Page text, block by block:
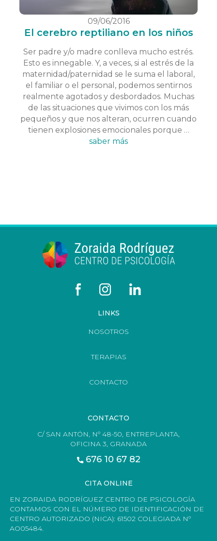
09/06/2016
El cerebro reptiliano en los niños
Ser padre y/o madre conlleva mucho estrés.
Esto es innegable. Y, a veces, si al estrés de la
maternidad/paternidad se le suma el laboral,
el familiar o el personal, podemos sentirnos
realmente agotados y desbordados. Muchas
de las situaciones que vivimos con los más
pequeños y que nos alteran, ocurren cuando
tienen explosiones emocionales porque …
saber más
LINKS
NOSOTROS
TERAPIAS
CONTACTO
CONTACTO
C/ SAN ANTÓN, Nº 48-50, ENTREPLANTA,
OFICINA 3, GRANADA
676 10 67 82
CITA ONLINE
EN ZORAIDA RODRÍGUEZ CENTRO DE PSICOLOGÍA
CONTAMOS CON EL NÚMERO DE IDENTIFICACIÓN DE
CENTRO AUTORIZADO (NICA): 61502 COLEGIADA Nº
AO05484.